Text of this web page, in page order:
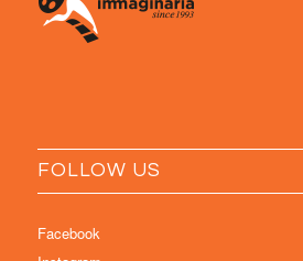
FOLLOW US
Facebook